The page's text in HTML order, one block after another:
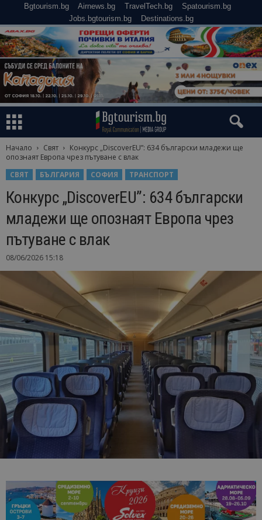
Bgtourism.bg Airnews.bg TravelTech.bg
Spatourism.bg
Jobs.bgtourism.bg
Destinations.bg
Начало Свят
Конкурс „DiscoverEU”: 634 български младежи ще
опознаят Европа чрез пътуване с влак
СВЯТ
БЪЛГАРИЯ СОФИЯ ТРАНСПОРТ
Конкурс „DiscoverEU”: 634 български
младежи ще опознаят Европа чрез
пътуване с влак
08/06/2026 15:18